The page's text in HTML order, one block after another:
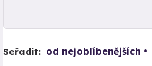
Seřadit: od nejoblíbenějších